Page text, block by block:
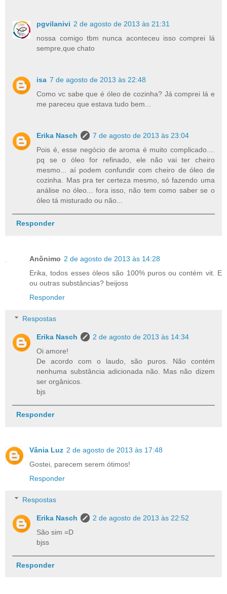
pgvilanivi 2 de agosto de 2013 às 21:31
nossa comigo tbm nunca aconteceu isso comprei lá
sempre,que chato
isa 7 de agosto de 2013 às 22:48
Como vc sabe que é óleo de cozinha? Já comprei lá e
me pareceu que estava tudo bem...
Erika Nasch
7 de agosto de 2013 às 23:04
Pois é, esse negócio de aroma é muito complicado....
pq se o óleo for refinado, ele não vai ter cheiro
mesmo... aí podem confundir com cheiro de óleo de
cozinha. Mas pra ter certeza mesmo, só fazendo uma
análise no óleo... fora isso, não tem como saber se o
óleo tá misturado ou não...
Responder
Anônimo 2 de agosto de 2013 às 14:28
Erika, todos esses óleos são 100% puros ou contém vit. E
ou outras substâncias? beijoss
Responder
Respostas
Erika Nasch
2 de agosto de 2013 às 14:34
Oi amore!
De acordo com o laudo, são puros. Não contém
nenhuma substância adicionada não. Mas não dizem
ser orgânicos.
bjs
Responder
Vânia Luz 2 de agosto de 2013 às 17:48
Gostei, parecem serem ótimos!
Responder
Respostas
Erika Nasch
2 de agosto de 2013 às 22:52
São sim =D
bjss
Responder